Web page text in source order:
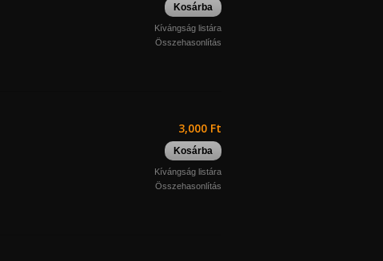
Kosárba
Kívángság listára
Összehasonlítás
3,000 Ft
Kosárba
Kívángság listára
Összehasonlítás